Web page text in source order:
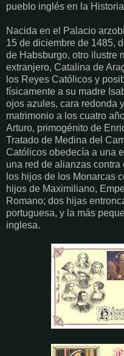
pueblo inglés en la
Nacida en el Palacio
15 de diciembre de 1485,
de Habsburgo, otro ilustre
extranjero, Catalina de
los Reyes Católicos y
físicamente a su madre
ojos azules, cara redonda
matrimonio a los cuatro
Arturo, primogénito de
Tratado de Medina del
Católicos obedecía a una
una red de alianzas
los hijos de los Monarcas
hijos de Maximiliano,
Romano; dos hijas
portuguesa, y la más
inglesa.